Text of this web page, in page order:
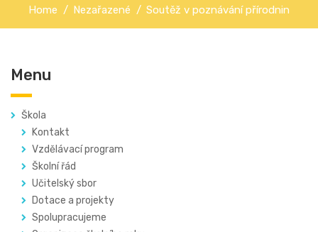
Home Nezařazené Soutěž v poznávání přírodnin
Menu
Škola
Kontakt
Vzdělávací program
Školní řád
Učitelský sbor
Dotace a projekty
Spolupracujeme